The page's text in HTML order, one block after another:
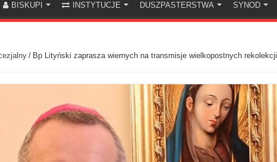
BISKUPI INSTYTUCJE DUSZPASTERSTWA SYNOD
/ Bp Lityński zaprasza wiernych na transmisje wielkopostnych rekolekcji